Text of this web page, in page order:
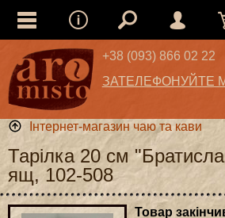
+38 (093) 866 02 22
ЗАТЕЛЕФОНУЙТЕ
Інтернет-магазин чаю та кави
Тарілка 20 см
ящ, 102-508
Товар